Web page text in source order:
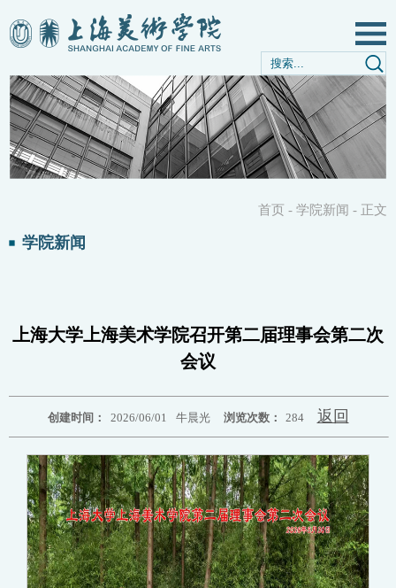
学院新闻
首页 - 学院新闻 - 正文
上海大学上海美术学院召开第二届理事会第二次
会议
创建时间： 2026/06/01 牛晨光 浏览次数： 284 返回